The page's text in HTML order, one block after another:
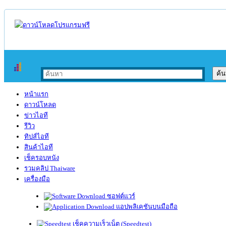
หน้าแรก
ดาวน์โหลด
ข่าวไอที
รีวิว
ทิปส์ไอที
สินค้าไอที
เช็ครอบหนัง
รวมคลิป Thaiware
เครื่องมือ
ซอฟต์แวร์
แอปพลิเคชันบนมือถือ
เช็คความเร็วเน็ต (Speedtest)